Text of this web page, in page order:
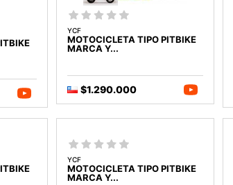
YCF
MOTOCICLETA TIPO PITBIKE
MARCA Y...
$1.290.000
YCF
MOTOCICLETA TIPO PITBIKE
MARCA Y...